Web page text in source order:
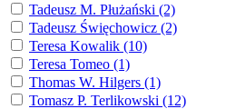
Tadeusz M. Płużański (2)
Tadeusz Święchowicz (2)
Teresa Kowalik (10)
Teresa Tomeo (1)
Thomas W. Hilgers (1)
Tomasz P. Terlikowski (12)